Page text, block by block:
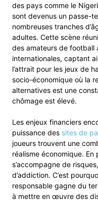
des pays comme le
sont devenus un passe-
nombreuses tranches
adultes. Cette scène
des amateurs de football
internationales, captant
l’attrait pour les jeux de
socio-économique où la
alternatives est une
chômage est élevé.
Les enjeux financiers
puissance des sites de
joueurs trouvent une
réalisme économique.
s’accompagne de
d’addiction. C’est
responsable gagne du
à mettre en œuvre des